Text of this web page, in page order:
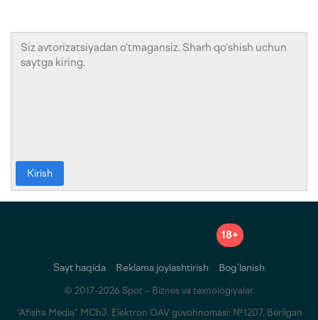
Kirish
18+
Sayt haqida Reklama joylashtirish Bog‘lanish
© 2017-2026 Spot – Biznes va texnologiyalar.
“Afisha Media” MChJ. Elektron OAV guvohnomasi: №1207. Berilgan